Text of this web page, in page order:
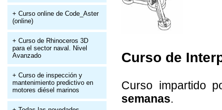
+ Curso online de Code_Aster
(online)
+ Curso de Rhinoceros 3D
para el sector naval. Nivel
Avanzado
+ Curso de inspección y
mantenimiento predictivo en
motores diésel marinos
Curso de
Curso impartido
semanas.